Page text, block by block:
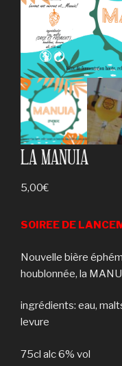
LA MANUIA
5,00€
SOIREE DE
Nouvelle bière
houblonnée, la
ingrédients: eau,
levure
75cl alc 6% vol